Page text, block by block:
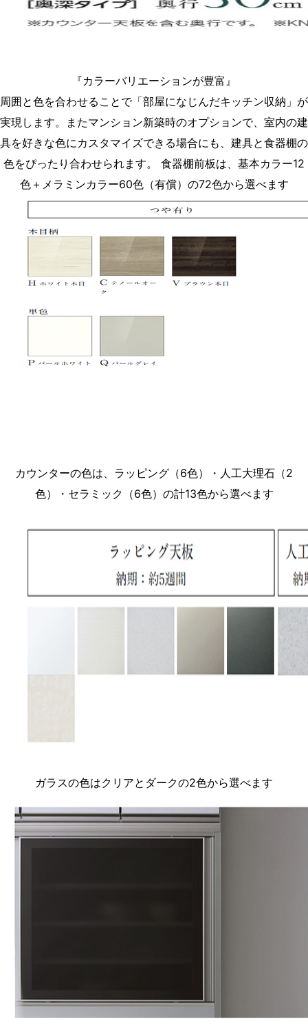
『カラーバリエーションが豊富』
周囲と色を合わせることで「部屋になじんだキッチン収納」が
実現します。またマンション新築時のオプションで、室内の建
具を好きな色にカスタマイズできる場合にも、建具と食器棚の
色をぴったり合わせられます。 食器棚前板は、基本カラー12
色＋メラミンカラー60色（有償）の72色から選べます
カウンターの色は、ラッピング（6色）・人工大理石（2
色）・セラミック（6色）の計13色から選べます
ガラスの色はクリアとダークの2色から選べます